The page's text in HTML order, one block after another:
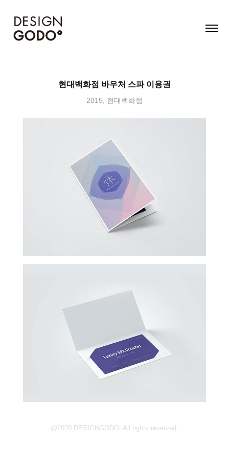
현대백화점 바우처 스파 이용권
2015, 현대백화점
@2020 DESIGNGODO. All rights reserved.